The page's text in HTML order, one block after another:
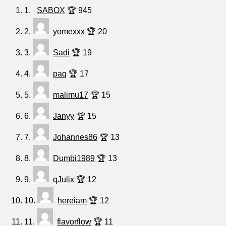
1. SABOX 🏆 945
2. yomexxx 🏆 20
3. Sadi 🏆 19
4. paq 🏆 17
5. malimu17 🏆 15
6. Janyy 🏆 15
7. Johannes86 🏆 13
8. Dumbi1989 🏆 13
9. qJulix 🏆 12
10. hereiam 🏆 12
11. flavorflow 🏆 11